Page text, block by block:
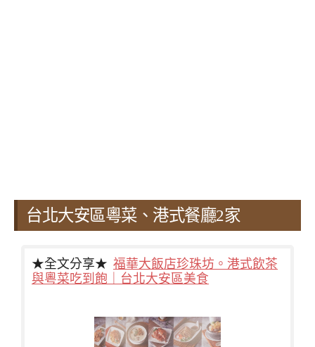
台北大安區粵菜、港式餐廳2家
★全文分享★ 福華大飯店珍珠坊。港式飲茶
與粵菜吃到飽｜台北大安區美食